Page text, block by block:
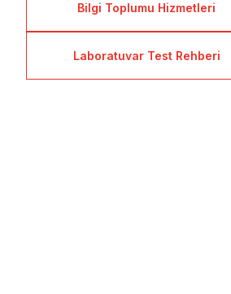
Bilgi Toplumu Hizmetleri
Laboratuvar Test Rehberi